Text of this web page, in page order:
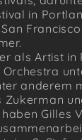
in
als Artist in
anderem
Zukerman
Gilles